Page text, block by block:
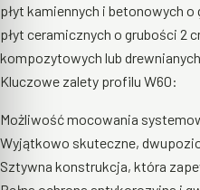
płyt kamiennych i betonowych
płyt ceramicznych o grubości 2
kompozytowych lub
Kluczowe zalety profilu W60:
Możliwość mocowania
Wyjątkowo skuteczne,
Sztywna konstrukcja, która